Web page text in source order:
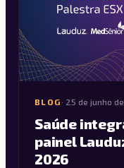
BLOG · 25 de junho
Saúde
painel
2026